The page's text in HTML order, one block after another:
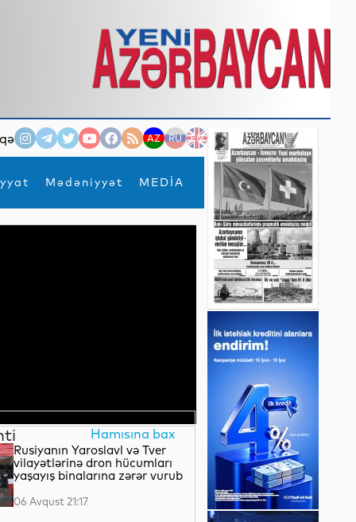
AZ RU EN
Mədəniyyət MEDİA
×
Hamısına bax
Rusiyanın Yaroslavl və Tver
vilayətlərinə dron hücumları
yaşayış binalarına zərər vurub
06 Avqust 21:17